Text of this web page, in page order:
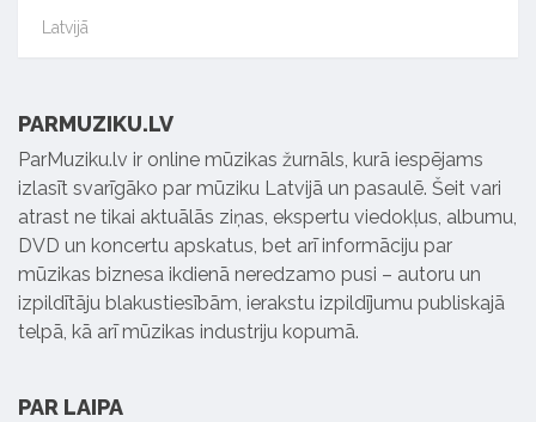
Latvijā
PARMUZIKU.LV
ParMuziku.lv ir online mūzikas žurnāls, kurā iespējams
izlasīt svarīgāko par mūziku Latvijā un pasaulē. Šeit vari
atrast ne tikai aktuālās ziņas, ekspertu viedokļus, albumu,
DVD un koncertu apskatus, bet arī informāciju par
mūzikas biznesa ikdienā neredzamo pusi – autoru un
izpildītāju blakustiesībām, ierakstu izpildījumu publiskajā
telpā, kā arī mūzikas industriju kopumā.
PAR LAIPA